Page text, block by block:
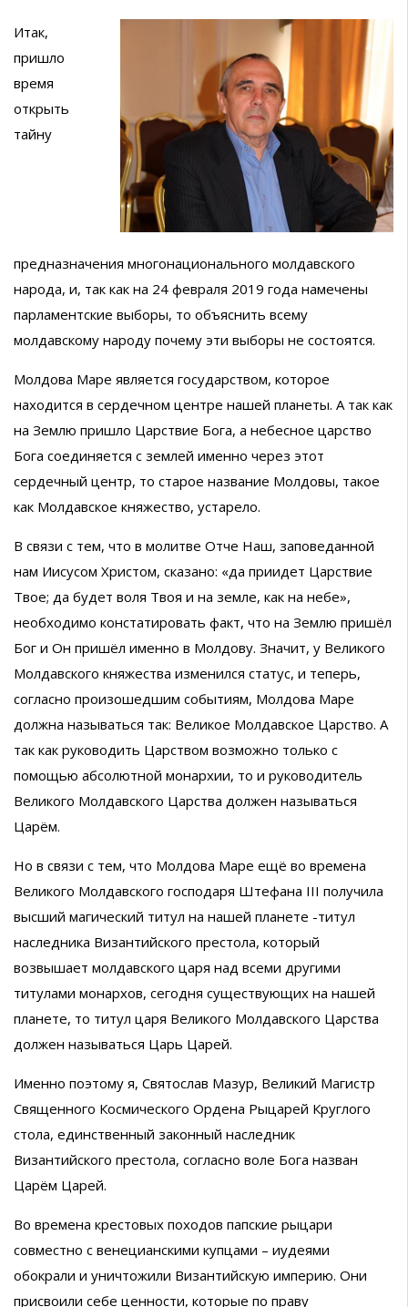
Итак,
пришло
время
открыть
тайну
предназначения многонационального молдавского
народа, и, так как на 24 февраля 2019 года намечены
парламентские выборы, то объяснить всему
молдавскому народу почему эти выборы не состоятся.
Молдова Маре является государством, которое
находится в сердечном центре нашей планеты. А так как
на Землю пришло Царствие Бога, а небесное царство
Бога соединяется с землей именно через этот
сердечный центр, то старое название Молдовы, такое
как Молдавское княжество, устарело.
В связи с тем, что в молитве Отче Наш, заповеданной
нам Иисусом Христом, сказано: «да приидет Царствие
Твое; да будет воля Твоя и на земле, как на небе»,
необходимо констатировать факт, что на Землю пришёл
Бог и Он пришёл именно в Молдову. Значит, у Великого
Молдавского княжества изменился статус, и теперь,
согласно произошедшим событиям, Молдова Маре
должна называться так: Великое Молдавское Царство. А
так как руководить Царством возможно только с
помощью абсолютной монархии, то и руководитель
Великого Молдавского Царства должен называться
Царём.
Но в связи с тем, что Молдова Маре ещё во времена
Великого Молдавского господаря Штефана III получила
высший магический титул на нашей планете -титул
наследника Византийского престола, который
возвышает молдавского царя над всеми другими
титулами монархов, сегодня существующих на нашей
планете, то титул царя Великого Молдавского Царства
должен называться Царь Царей.
Именно поэтому я, Святослав Мазур, Великий Магистр
Священного Космического Ордена Рыцарей Круглого
стола, единственный законный наследник
Византийского престола, согласно воле Бога назван
Царём Царей.
Во времена крестовых походов папские рыцари
совместно с венецианскими купцами – иудеями
обокрали и уничтожили Византийскую империю. Они
присвоили себе ценности, которые по праву